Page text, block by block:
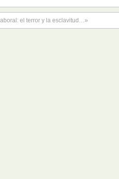
el terror y la esclavitud…»